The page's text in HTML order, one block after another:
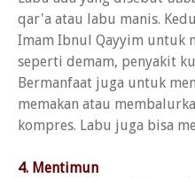
qar'a atau labu manis.
Imam Ibnul Qayyim untuk
seperti demam, penyakit
Bermanfaat juga untuk
memakan atau
kompres. Labu juga bisa
4. Mentimun